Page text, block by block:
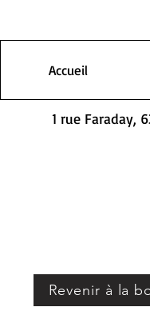
Accueil
1 rue Faraday,
Revenir à la